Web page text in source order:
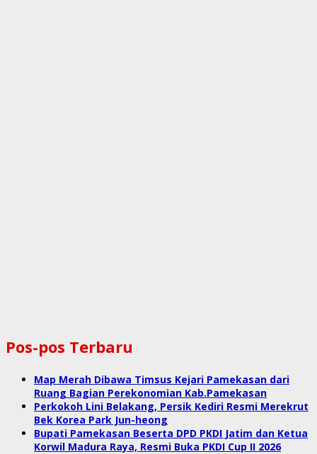
Pos-pos Terbaru
Map Merah Dibawa Timsus Kejari Pamekasan dari
Ruang Bagian Perekonomian Kab.Pamekasan
Perkokoh Lini Belakang, Persik Kediri Resmi Merekrut
Bek Korea Park Jun-heong
Bupati Pamekasan Beserta DPD PKDI Jatim dan Ketua
Korwil Madura Raya, Resmi Buka PKDI Cup II 2026